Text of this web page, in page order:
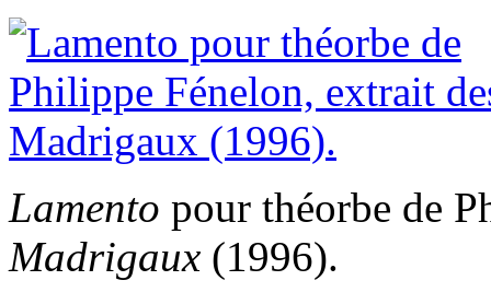
Lamento pour théorbe de
Madrigaux (1996).